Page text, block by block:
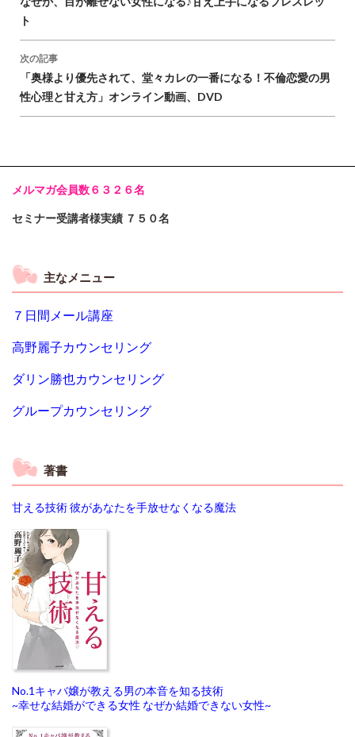
ナ
ビ
ゲ
ー
ョ
ン
ト
次の記事
「奥様より優先されて、堂々カレの一番になる！不倫恋愛の男
性心理と甘え方」オンライン動画、DVD
メルマガ会員数６３２６名
セミナー受講者様実績 ７５０名
主なメニュー
７日間メール講座
高野麗子カウンセリング
ダリン勝也カウンセリング
グループカウンセリング
著書
甘える技術 彼があなたを手放せなくなる魔法
No.1キャバ嬢が教える男の本音を知る技術
~幸せな結婚ができる女性 なぜか結婚できない女性~